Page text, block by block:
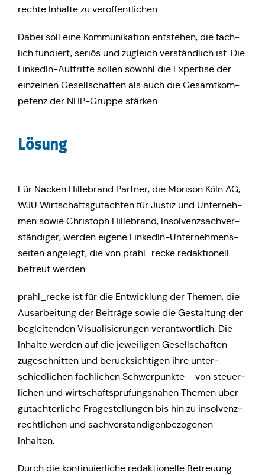
rech­te Inhalte zu veröffentlichen.
Dabei soll eine Kom­mu­ni­ka­ti­on ent­ste­hen, die fach­
lich fun­diert, seriös und zugleich ver­ständ­lich ist. Die
Lin­ke­dIn-Auf­trit­te sollen sowohl die Exper­ti­se der
ein­zel­nen Gesell­schaf­ten als auch die Gesamt­kom­
pe­tenz der NHP-Gruppe stärken.
Lösung
Für Nacken Hil­le­brand Partner, die Morison Köln AG,
WJU Wirt­schafts­gut­ach­ten für Justiz und Unter­neh­
men sowie Chris­toph Hil­le­brand, Insol­venz­sach­ver­
stän­di­ger, werden eigene Lin­ke­dIn-Unter­neh­mens­
sei­ten ange­legt, die von prahl_recke redak­tio­nell
betreut werden.
prahl_recke ist für die Ent­wick­lung der Themen, die
Aus­ar­bei­tung der Bei­trä­ge sowie die Gestal­tung der
beglei­ten­den Visua­li­sie­run­gen ver­ant­wort­lich. Die
Inhalte werden auf die jewei­li­gen Gesell­schaf­ten
zuge­schnit­ten und berück­sich­ti­gen ihre unter­
schied­li­chen fach­li­chen Schwer­punk­te – von steu­er­
li­chen und wirt­schafts­prü­fungs­na­hen Themen über
gut­ach­ter­li­che Fra­ge­stel­lun­gen bis hin zu insol­venz­
recht­li­chen und sach­ver­stän­di­gen­be­zo­ge­nen
Inhalten.
Durch die kon­ti­nu­ier­li­che redak­tio­nel­le Betreu­ung